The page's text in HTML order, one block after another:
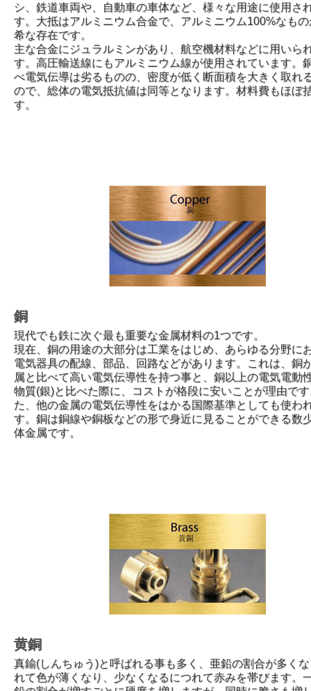
シ、鉄道車両や、自動車の車体など、様々な用途に使用さ
す。大抵はアルミニウム合金で、アルミニウム100%なも
希な存在です。
主な合金にジュラルミンがあり、航空機材料などに用いら
す。高圧輸送線にもアルミニウム線が使用されています。
べ電気伝導は劣るものの、密度が低く断面積を大きく取れ
ので、総体の電気抵抗値は同等となります。材料費もほぼ
す。
銅
現代でも鉄に次ぐ最も重要な金属材料の1つです。
現在、銅の用途の大部分は工業をはじめ、あらゆる分野に
電気器具の配線、部品、回路などがあります。これは、銅
属と比べて高い電気伝導性を持つ事と、銅以上の電気電動
物質(銀)と比べた際に、コストが格段に安いことが理由で
た、他の金属の電気伝導性をはかる国際基準としても使わ
す。銅は銅線や銅板などの形で身近に見ることができる数
体金属です。
黄銅
真鍮(しんちゅう)と呼ばれる事も多く、亜鉛の割合が多く
れて色が薄くなり、少なくなるにつれて赤みを帯びます。